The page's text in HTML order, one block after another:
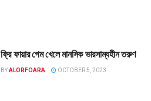
ফ্রি ফায়ার গেম খেলে মানসিক ভারসাম্যহীন তরুণ
BYALORFOARA OCTOBER 5, 2023